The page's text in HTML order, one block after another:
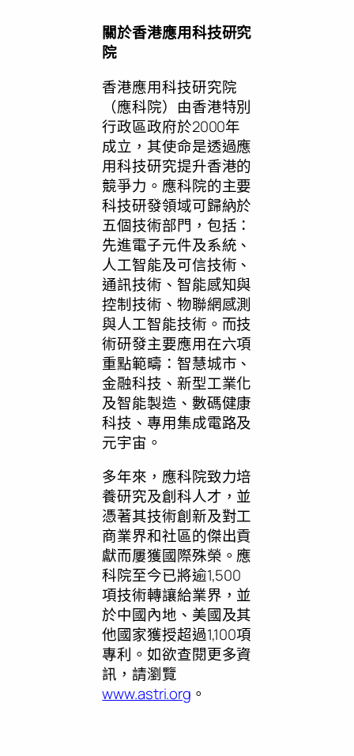
關於香港應用科技研究
院
香港應用科技研究院
（應科院）由香港特別
行政區政府於2000年
成立，其使命是透過應
用科技研究提升香港的
競爭力。應科院的主要
科技研發領域可歸納於
五個技術部門，包括：
先進電子元件及系統、
人工智能及可信技術、
通訊技術、智能感知與
控制技術、物聯網感測
與人工智能技術。而技
術研發主要應用在六項
重點範疇：智慧城市、
金融科技、新型工業化
及智能製造、數碼健康
科技、專用集成電路及
元宇宙。
多年來，應科院致力培
養研究及創科人才，並
憑著其技術創新及對工
商業界和社區的傑出貢
獻而屢獲國際殊榮。應
科院至今已將逾1,500
項技術轉讓給業界，並
於中國內地、美國及其
他國家獲授超過1,100項
專利。如欲查閱更多資
訊，請瀏覽
www.astri.org 。